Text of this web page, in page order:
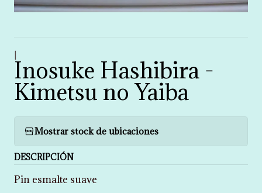
Inosuke Hashibira -
Kimetsu no Yaiba
Mostrar stock de ubicaciones
DESCRIPCIÓN
Pin esmalte suave